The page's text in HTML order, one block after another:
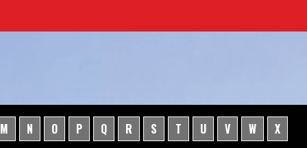
M N O P Q R S T U V W X